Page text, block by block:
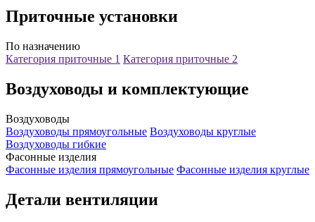
Приточные установки
По назначению
Категория приточные 1 Категория приточные 2
Воздуховоды и комплектующие
Воздуховоды
Воздуховоды прямоугольные Воздуховоды круглые
Воздуховоды гибкие
Фасонные изделия
Фасонные изделия прямоугольные Фасонные изделия круглые
Детали вентиляции